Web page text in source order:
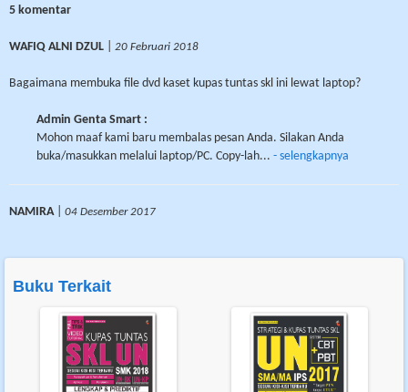
5 komentar
WAFIQ ALNI DZUL 20 Februari 2018
Bagaimana membuka file dvd kaset kupas tuntas skl ini lewat laptop?
Admin Genta Smart :
Mohon maaf kami baru membalas pesan Anda. Silakan Anda
buka/masukkan melalui laptop/PC. Copy-lah... - selengkapnya
NAMIRA 04 Desember 2017
Admin Genta Smart :
selengkapnya
BUSTAM K RENNGI|27 September 2017
Buku Terkait